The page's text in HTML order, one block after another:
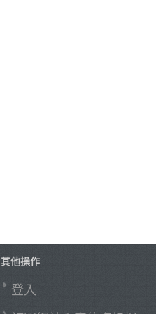
其他操作
登入